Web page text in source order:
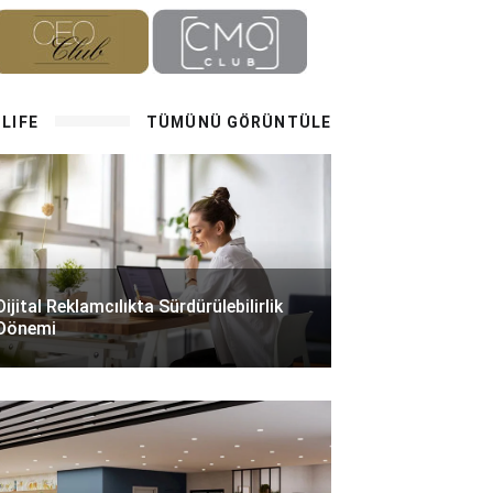
TÜMÜNÜ GÖRÜNTÜLE
Reklamcılıkta Sürdürülebilirlik